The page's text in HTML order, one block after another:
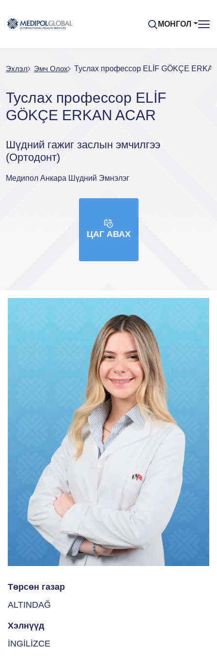
МОНГОЛ
Эхлэл Эмч Oлох Туслах профессор ELİF GÖKÇE
Туслах профессор ELİF
GÖKÇE ERKAN ACAR
Шүдний гажиг заслын эмчилгээ
(Ортодонт)
Медипол Анкара Шүдний Эмнэлэг
ЦАГ АВАХ
Төрсөн газар
ALTINDAĞ
Хэлнүүд
İNGİLİZCE